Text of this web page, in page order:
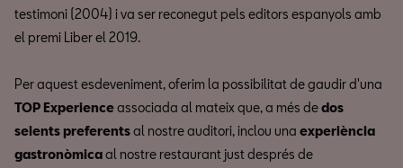
testimoni (2004) i va ser reconegut pels editors espanyols amb
el premi Liber el 2019.
Per aquest esdeveniment, oferim la possibilitat de gaudir d'una
TOP Experienceassociada al mateix que, a més dedos
seients preferentsal nostre auditori, inclou una experiència
gastronòmicaal nostre restaurant just després de